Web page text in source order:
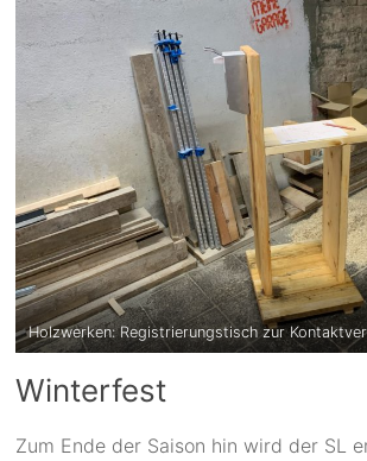
Holzwerken: Registrierungstisch zur
Winterfest
Zum Ende der Saison hin wird der SL